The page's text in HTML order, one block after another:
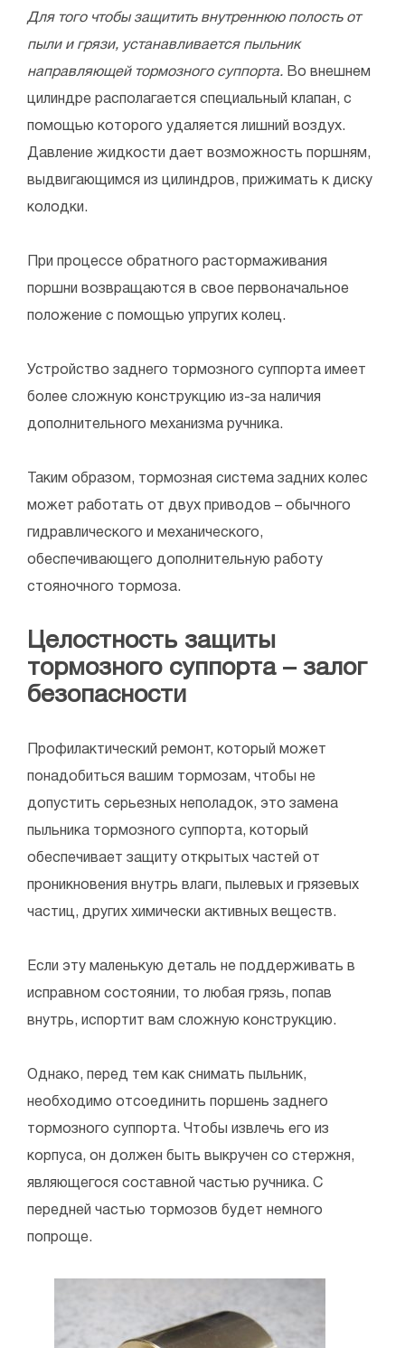
Для того чтобы защитить внутреннюю полость от
пыли и грязи, устанавливается пыльник
направляющей тормозного суппорта. Во внешнем
цилиндре располагается специальный клапан, с
помощью которого удаляется лишний воздух.
Давление жидкости дает возможность поршням,
выдвигающимся из цилиндров, прижимать к диску
колодки.
При процессе обратного растормаживания
поршни возвращаются в свое первоначальное
положение с помощью упругих колец.
Устройство заднего тормозного суппорта имеет
более сложную конструкцию из-за наличия
дополнительного механизма ручника.
Таким образом, тормозная система задних колес
может работать от двух приводов – обычного
гидравлического и механического,
обеспечивающего дополнительную работу
стояночного тормоза.
Целостность защиты
тормозного суппорта – залог
безопасности
Профилактический ремонт, который может
понадобиться вашим тормозам, чтобы не
допустить серьезных неполадок, это замена
пыльника тормозного суппорта, который
обеспечивает защиту открытых частей от
проникновения внутрь влаги, пылевых и грязевых
частиц, других химически активных веществ.
Если эту маленькую деталь не поддерживать в
исправном состоянии, то любая грязь, попав
внутрь, испортит вам сложную конструкцию.
Однако, перед тем как снимать пыльник,
необходимо отсоединить поршень заднего
тормозного суппорта. Чтобы извлечь его из
корпуса, он должен быть выкручен со стержня,
являющегося составной частью ручника. С
передней частью тормозов будет немного
попроще.